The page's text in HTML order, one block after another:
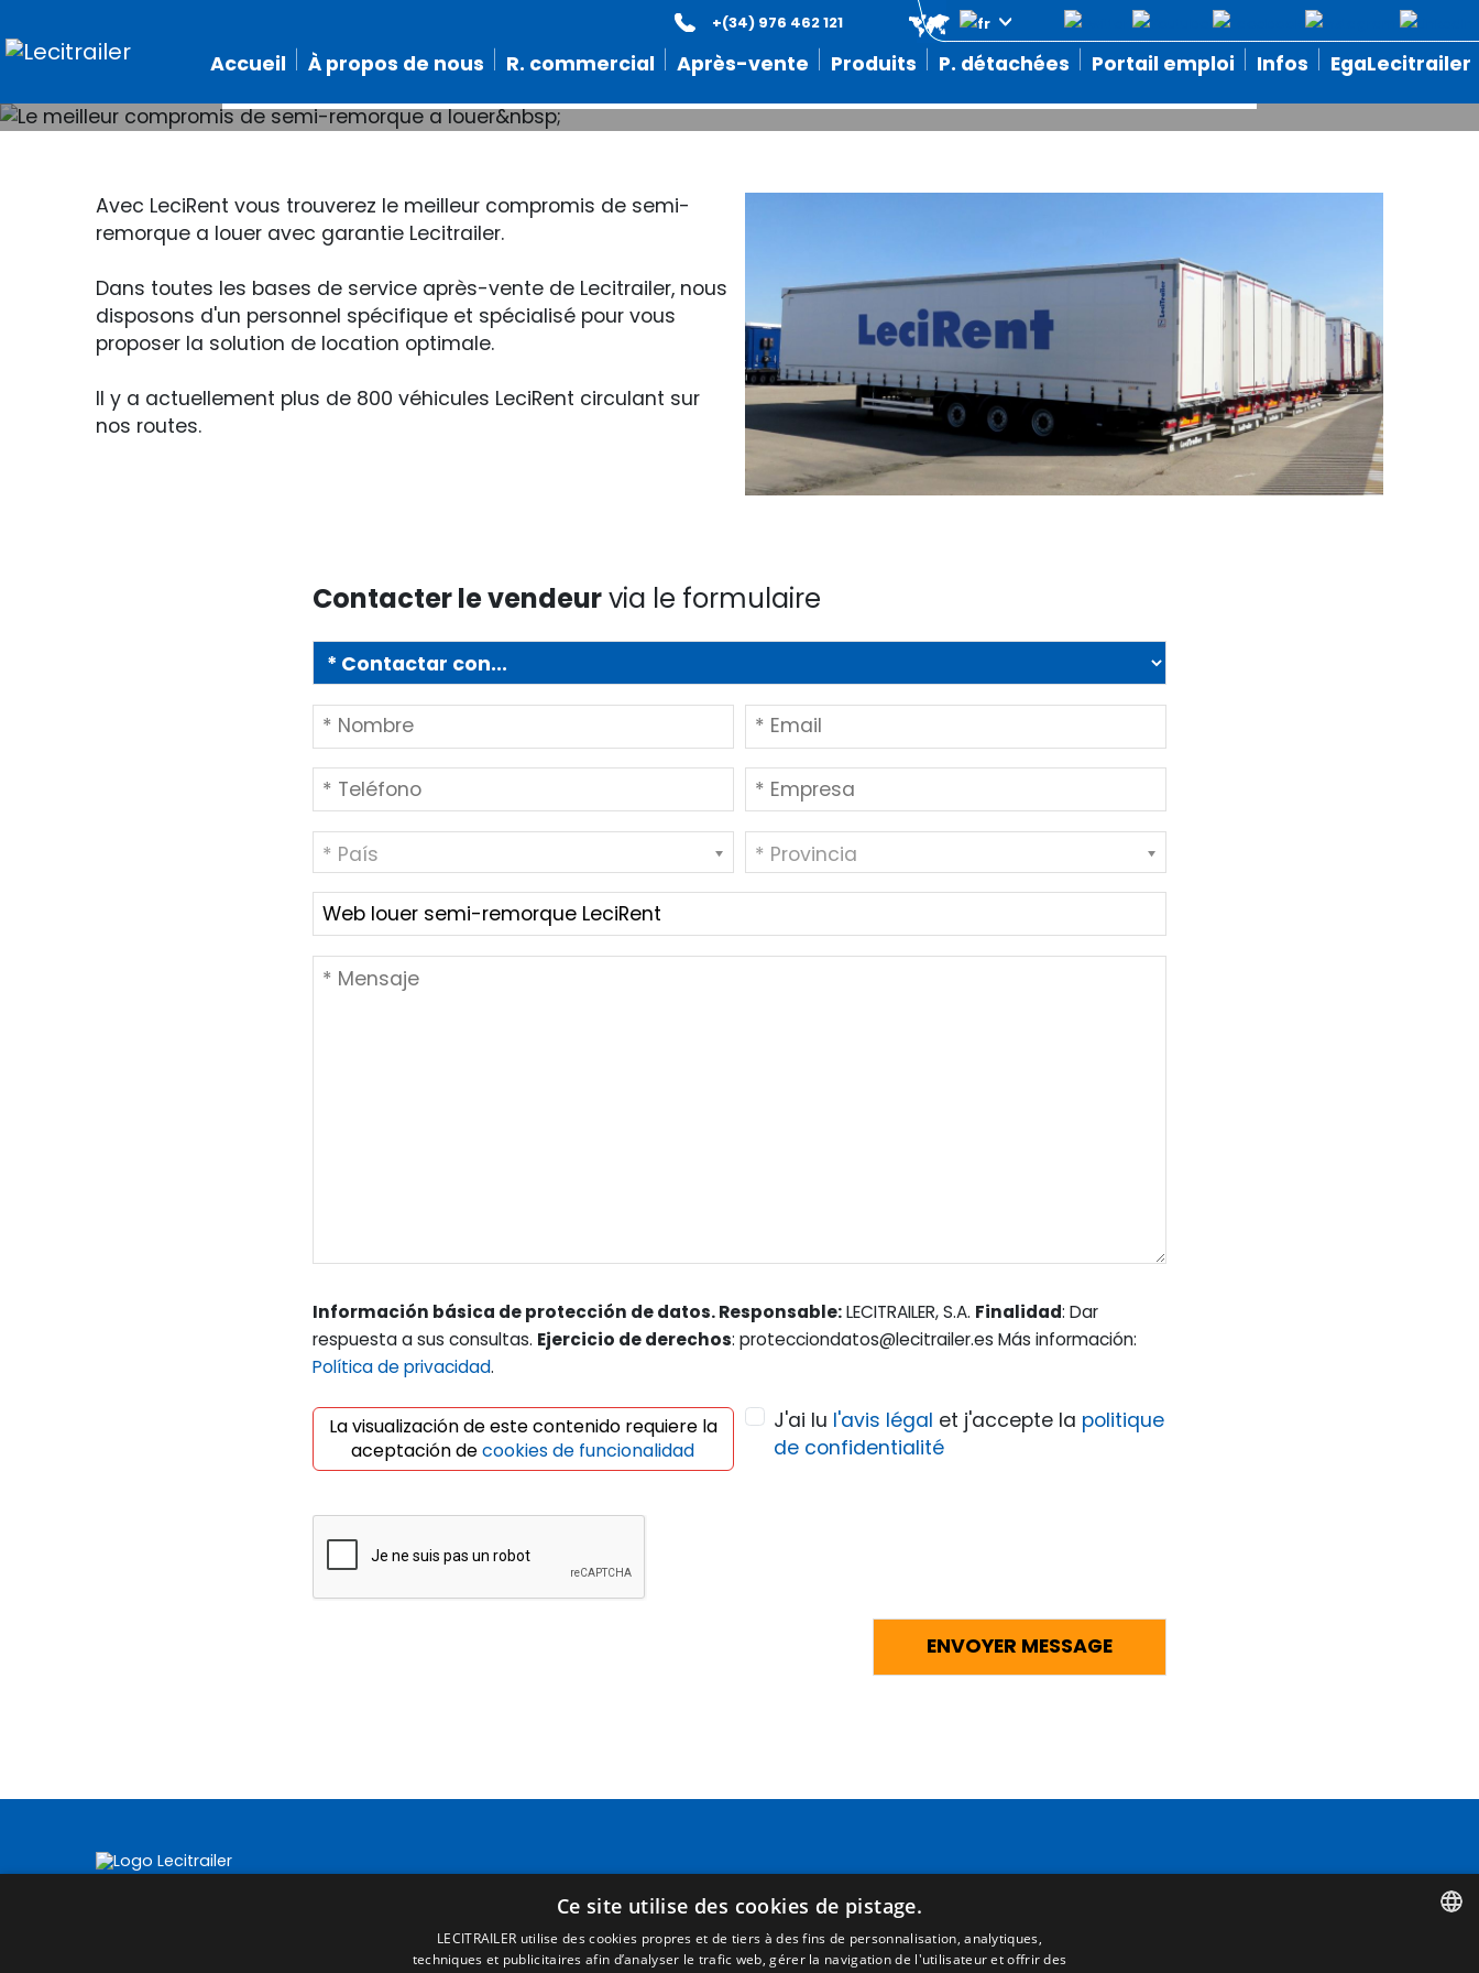
Accueil À propos de nous R. commercial Après-vente Produits P. détachées Portail emploi Infos EgaLecitrailer
+(34) 976 462 121
Le meilleur compromis de semi-remorque a louer
Avec LeciRent vous trouverez le meilleur compromis de semi-
remorque a louer avec garantie Lecitrailer.
Dans toutes les bases de service après-vente de Lecitrailer, nous
disposons d'un personnel spécifique et spécialisé pour vous
proposer la solution de location optimale.
Il y a actuellement plus de 800 véhicules LeciRent circulant sur
nos routes.
Contacter le vendeurvia le formulaire
* País * Provincia
Información básica de protección de datos. Responsable:LECITRAILER, S.A. Finalidad: Dar
respuesta a sus consultas. Ejercicio de derechos: protecciondatos@lecitrailer.es Más información:
Política de privacidad.
La visualización de este contenido requiere la
aceptación decookies de funcionalidad
J'ai lu l'avis légal et j'accepte la politique
de confidentialité
Accueil
R. commercial
Mentions Légales
Politique de Confidentialité
Ce site utilise des cookies de pistage.
LECITRAILER utilise des cookies propres et de tiers à des fins de personnalisation, analytiques,
techniques et publicitaires afin d’analyser le trafic web, gérer la navigation de l'utilisateur et offrir des